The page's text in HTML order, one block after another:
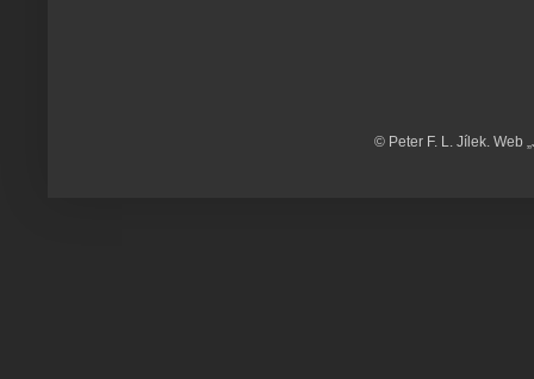
© Peter F. L. Jílek. Web